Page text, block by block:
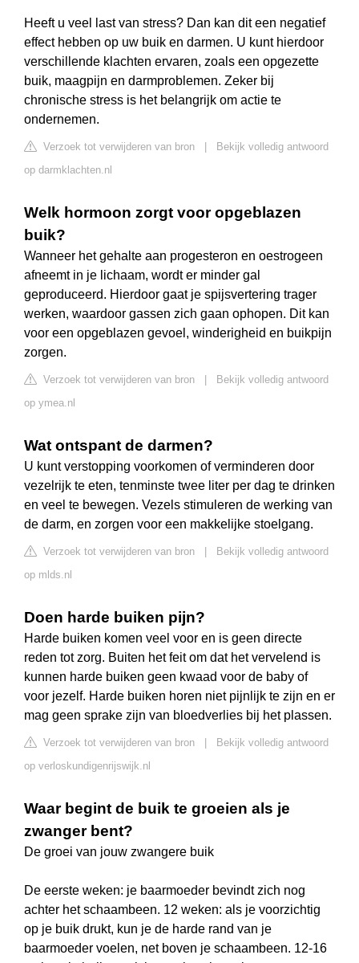
Heeft u veel last van stress? Dan kan dit een negatief
effect hebben op uw buik en darmen. U kunt hierdoor
verschillende klachten ervaren, zoals een opgezette
buik, maagpijn en darmproblemen. Zeker bij
chronische stress is het belangrijk om actie te
ondernemen.
Verzoek tot verwijderen van bron
Bekijk volledig antwoord
op darmklachten.nl
Welk hormoon zorgt voor opgeblazen
buik?
Wanneer het gehalte aan progesteron en oestrogeen
afneemt in je lichaam, wordt er minder gal
geproduceerd. Hierdoor gaat je spijsvertering trager
werken, waardoor gassen zich gaan ophopen. Dit kan
voor een opgeblazen gevoel, winderigheid en buikpijn
zorgen.
Verzoek tot verwijderen van bron
Bekijk volledig antwoord
op ymea.nl
Wat ontspant de darmen?
U kunt verstopping voorkomen of verminderen door
vezelrijk te eten, tenminste twee liter per dag te drinken
en veel te bewegen. Vezels stimuleren de werking van
de darm, en zorgen voor een makkelijke stoelgang.
Verzoek tot verwijderen van bron
Bekijk volledig antwoord
op mlds.nl
Doen harde buiken pijn?
Harde buiken komen veel voor en is geen directe
reden tot zorg. Buiten het feit om dat het vervelend is
kunnen harde buiken geen kwaad voor de baby of
voor jezelf. Harde buiken horen niet pijnlijk te zijn en er
mag geen sprake zijn van bloedverlies bij het plassen.
Verzoek tot verwijderen van bron
Bekijk volledig antwoord
op verloskundigenrijswijk.nl
Waar begint de buik te groeien als je
zwanger bent?
De groei van jouw zwangere buik
De eerste weken: je baarmoeder bevindt zich nog
achter het schaambeen. 12 weken: als je voorzichtig
op je buik drukt, kun je de harde rand van je
baarmoeder voelen, net boven je schaambeen. 12-16